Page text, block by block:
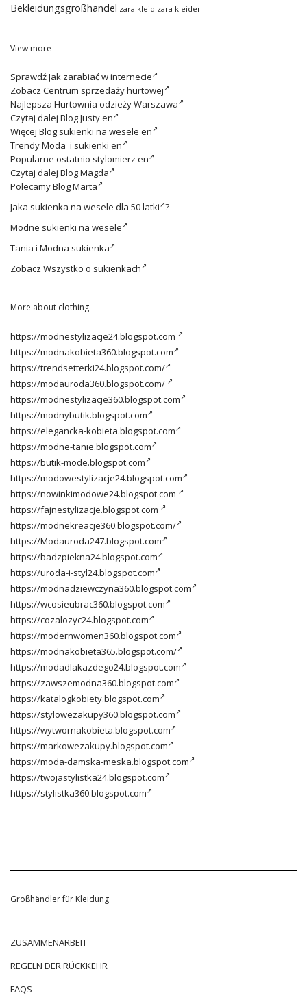
Bekleidungsgroßhandel zara kleid zara kleider
View more
SprawdźJak zarabiać w internecie
Zobacz Centrum sprzedaży hurtowej
Najlepsza Hurtownia odzieży Warszawa
Czytaj dalej Blog Justy en
Więcej Blog sukienki na wesele en
TrendyModa i sukienki en
Popularne ostatnio stylomierz en
Czytaj dalej Blog Magda
PolecamyBlog Marta
Jaka sukienka na wesele dla 50 latki ?
Modne sukienki na wesele
Tania i Modna sukienka
Zobacz Wszystko o sukienkach
More about clothing
https://modnestylizacje24.blogspot.com
https://modnakobieta360.blogspot.com
https://trendsetterki24.blogspot.com/
https://modauroda360.blogspot.com/
https://modnestylizacje360.blogspot.com
https://modnybutik.blogspot.com
https://elegancka-kobieta.blogspot.com
https://modne-tanie.blogspot.com
https://butik-mode.blogspot.com
https://modowestylizacje24.blogspot.com
https://nowinkimodowe24.blogspot.com
https://fajnestylizacje.blogspot.com
https://modnekreacje360.blogspot.com/
https://Modauroda247.blogspot.com
https://badzpiekna24.blogspot.com
https://uroda-i-styl24.blogspot.com
https://modnadziewczyna360.blogspot.com
https://wcosieubrac360.blogspot.com
https://cozalozyc24.blogspot.com
https://modernwomen360.blogspot.com
https://modnakobieta365.blogspot.com/
https://modadlakazdego24.blogspot.com
https://zawszemodna360.blogspot.com
https://katalogkobiety.blogspot.com
https://stylowezakupy360.blogspot.com
https://wytwornakobieta.blogspot.com
https://markowezakupy.blogspot.com
https://moda-damska-meska.blogspot.com
https://twojastylistka24.blogspot.com
https://stylistka360.blogspot.com
Großhändler für Kleidung
ZUSAMMENARBEIT
REGELN DER RÜCKKEHR
FAQS